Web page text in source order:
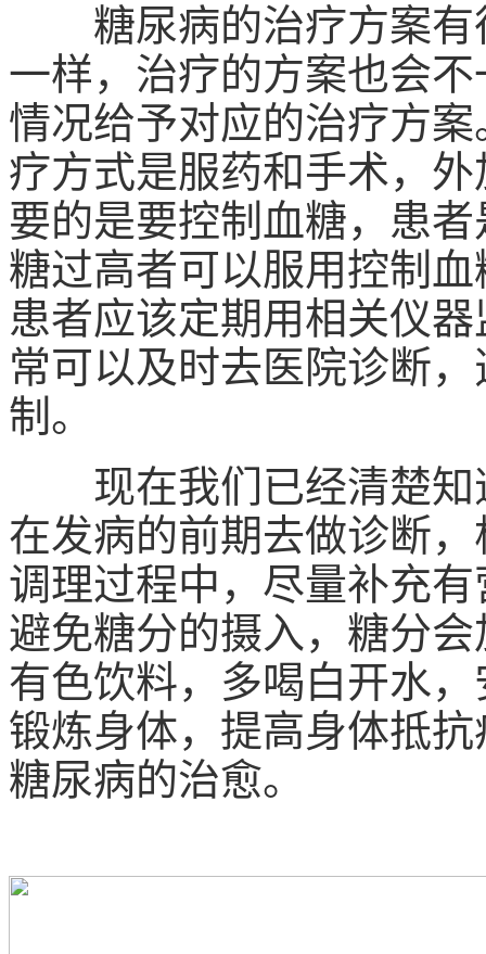
糖尿病的治疗方案有
一样，治疗的方案也会
情况给予对应的治疗方
疗方式是服药和手术，
要的是要控制血糖，患
糖过高者可以服用控制
患者应该定期用相关仪
常可以及时去医院诊断
制。
现在我们已经清楚知
在发病的前期去做诊断
调理过程中，尽量补充
避免糖分的摄入，糖分
有色饮料，多喝白开水
锻炼身体，提高身体抵
糖尿病的治愈。